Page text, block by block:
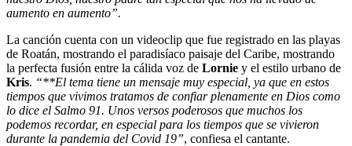
aumento en aumento”.
La canción cuenta con un videoclip que fue registrado en las playas
de Roatán, mostrando el paradisíaco paisaje del Caribe, mostrando
la perfecta fusión entre la cálida voz de Lornie y el estilo urbano de
Kris. “**El tema tiene un mensaje muy especial, ya que en estos
tiempos que vivimos tratamos de confiar plenamente en Dios como
lo dice el Salmo 91. Unos versos poderosos que muchos los
podemos recordar, en especial para los tiempos que se vivieron
durante la pandemia del Covid 19”, confiesa el cantante.